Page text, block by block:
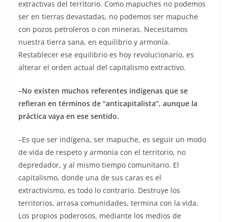
extractivas del territorio. Como mapuches no podemos
ser en tierras devastadas, no podemos ser mapuche
con pozos petroleros o con mineras. Necesitamos
nuestra tierra sana, en equilibrio y armonía.
Restablecer ese equilibrio es hoy revolucionario, es
alterar el orden actual del capitalismo extractivo.
–No existen muchos referentes indígenas que se
refieran en términos de “anticapitalista”, aunque la
práctica vaya en ese sentido.
–Es que ser indígena, ser mapuche, es seguir un modo
de vida de respeto y armonía con el territorio, no
depredador, y al mismo tiempo comunitario. El
capitalismo, donde una de sus caras es el
extractivismo, es todo lo contrario. Destruye los
territorios, arrasa comunidades, termina con la vida.
Los propios poderosos, mediante los medios de